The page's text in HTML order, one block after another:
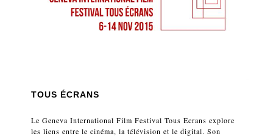
TOUS ÉCRANS
Le Geneva International Film Festival Tous Ecrans explore
les liens entre le cinéma, la télévision et le digital. Son